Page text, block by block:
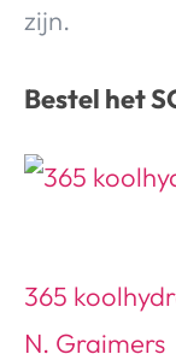
zijn.
Bestel het
365
N. Graimers